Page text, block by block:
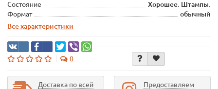
Состояние
Хорошее. Штампы.
Формат
обычный
Все характеристики
0
Доставка по всей
Предоставляем